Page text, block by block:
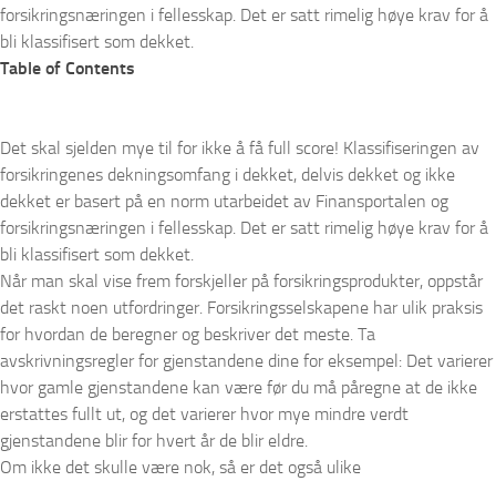
forsikringsnæringen i fellesskap. Det er satt rimelig høye krav for å
bli klassifisert som dekket.
Table of Contents
Det skal sjelden mye til for ikke å få full score! Klassifiseringen av
forsikringenes dekningsomfang i dekket, delvis dekket og ikke
dekket er basert på en norm utarbeidet av Finansportalen og
forsikringsnæringen i fellesskap. Det er satt rimelig høye krav for å
bli klassifisert som dekket.
Når man skal vise frem forskjeller på forsikringsprodukter, oppstår
det raskt noen utfordringer. Forsikringsselskapene har ulik praksis
for hvordan de beregner og beskriver det meste. Ta
avskrivningsregler for gjenstandene dine for eksempel: Det varierer
hvor gamle gjenstandene kan være før du må påregne at de ikke
erstattes fullt ut, og det varierer hvor mye mindre verdt
gjenstandene blir for hvert år de blir eldre.
Om ikke det skulle være nok, så er det også ulike